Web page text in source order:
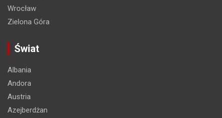
Wrocław
Zielona Góra
Świat
Albania
Andora
Austria
Azejberdżan